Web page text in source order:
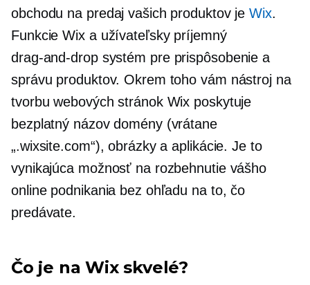
obchodu na predaj vašich produktov jeWix.
Funkcie Wix a užívateľsky príjemný
drag-and-dropsystém pre prispôsobenie a
správu produktov. Okrem toho vám nástroj na
tvorbu webových stránok Wix poskytuje
bezplatný názov domény (vrátane
„.wixsite.com“), obrázky a aplikácie. Je to
vynikajúca možnosť na rozbehnutie vášho
online podnikania bez ohľadu na to, čo
predávate.
Čo je na Wix skvelé?